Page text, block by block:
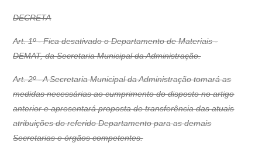
DECRETA
Art. 1º - Fica desativado o Departamento de Materiais -
DEMAT, da Secretaria Municipal da Administração.
Art. 2º - A Secretaria Municipal da Administração tomará as
medidas necessárias ao cumprimento do disposto no artigo
anterior e apresentará proposta de transferência das atuais
atribuições do referido Departamento para as demais
Secretarias e órgãos competentes.